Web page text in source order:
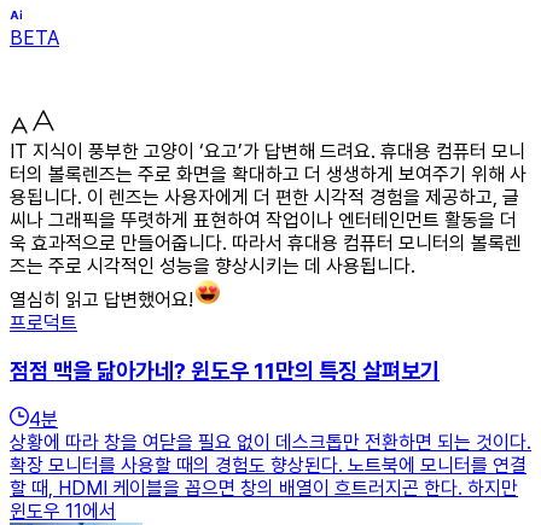
BETA
IT 지식이 풍부한 고양이 ‘요고’가 답변해 드려요. 휴대용 컴퓨터 모니
터의 볼록렌즈는 주로 화면을 확대하고 더 생생하게 보여주기 위해 사
용됩니다. 이 렌즈는 사용자에게 더 편한 시각적 경험을 제공하고, 글
씨나 그래픽을 뚜렷하게 표현하여 작업이나 엔터테인먼트 활동을 더
욱 효과적으로 만들어줍니다. 따라서 휴대용 컴퓨터 모니터의 볼록렌
즈는 주로 시각적인 성능을 향상시키는 데 사용됩니다.
열심히 읽고 답변했어요!
프로덕트
점점 맥을 닮아가네? 윈도우 11만의 특징 살펴보기
4분
상황에 따라 창을 여닫을 필요 없이 데스크톱만 전환하면 되는 것이다.
확장 모니터를 사용할 때의 경험도 향상된다. 노트북에 모니터를 연결
할 때, HDMI 케이블을 꼽으면 창의 배열이 흐트러지곤 한다. 하지만
윈도우 11에서